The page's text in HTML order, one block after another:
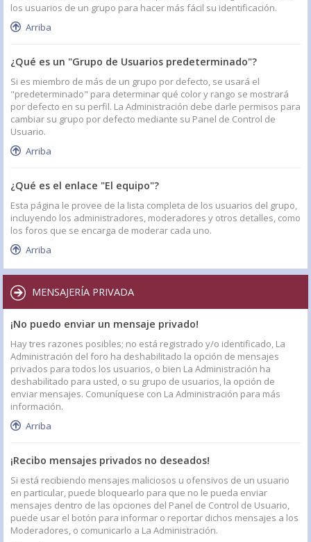
los usuarios de un grupo para hacer más fácil su identificación.
Arriba
¿Qué es un "Grupo de Usuarios predeterminado"?
Si es miembro de más de un grupo por defecto, se usará el
"predeterminado" para determinar qué color y rango se mostrará
por defecto en su perfil. La Administración debe darle permisos para
cambiar su grupo por defecto mediante su Panel de Control de
Usuario.
Arriba
¿Qué es el enlace "El equipo"?
Esta página le provee de la lista completa de los usuarios del grupo,
incluyendo los administradores, moderadores y otros detalles, como
los foros que se encarga de moderar cada uno.
Arriba
MENSAJERÍA PRIVADA
¡No puedo enviar un mensaje privado!
Hay tres razones posibles; no está registrado y/o identificado, La
Administración del foro ha deshabilitado la opción de mensajes
privados para todos los usuarios, o bien La Administración ha
deshabilitado para usted, o su grupo de usuarios, la opción de
enviar mensajes. Comuníquese con La Administración para más
información.
Arriba
¡Recibo mensajes privados no deseados!
Si está recibiendo mensajes maliciosos u ofensivos de un usuario
en particular, puede bloquearlo para que no le pueda enviar
mensajes dentro de las opciones del Panel de Control de Usuario,
puede usar el botón para informar o reportar dichos mensajes a los
Moderadores, o comunicarlo a La Administración.